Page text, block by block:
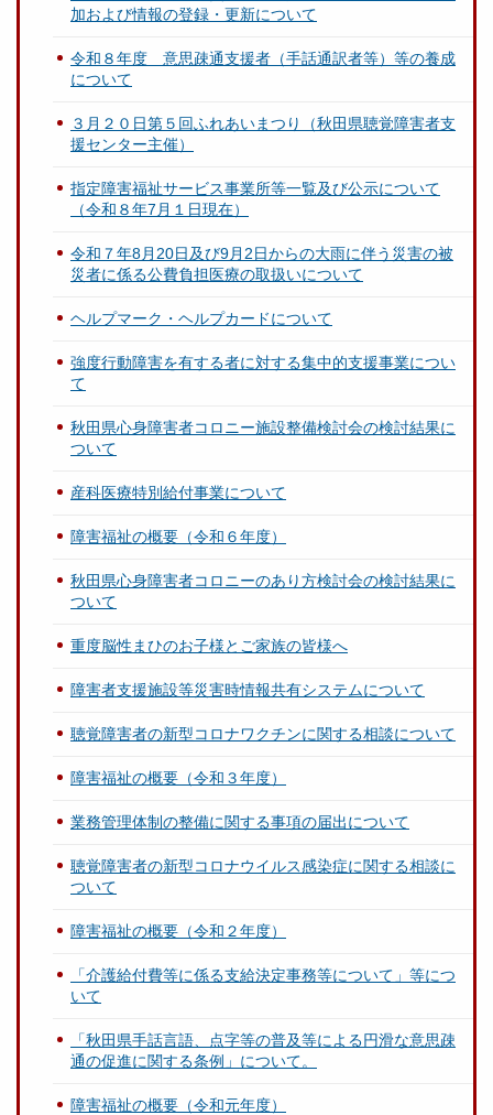
加および情報の登録・更新について
令和８年度 意思疎通支援者（手話通訳者等）等の養成
について
３月２０日第５回ふれあいまつり（秋田県聴覚障害者支
援センター主催）
指定障害福祉サービス事業所等一覧及び公示について
（令和８年7月１日現在）
令和７年8月20日及び9月2日からの大雨に伴う災害の被
災者に係る公費負担医療の取扱いについて
ヘルプマーク・ヘルプカードについて
強度行動障害を有する者に対する集中的支援事業につい
て
秋田県心身障害者コロニー施設整備検討会の検討結果に
ついて
産科医療特別給付事業について
障害福祉の概要（令和６年度）
秋田県心身障害者コロニーのあり方検討会の検討結果に
ついて
重度脳性まひのお子様とご家族の皆様へ
障害者支援施設等災害時情報共有システムについて
聴覚障害者の新型コロナワクチンに関する相談について
障害福祉の概要（令和３年度）
業務管理体制の整備に関する事項の届出について
聴覚障害者の新型コロナウイルス感染症に関する相談に
ついて
障害福祉の概要（令和２年度）
「介護給付費等に係る支給決定事務等について」等につ
いて
「秋田県手話言語、点字等の普及等による円滑な意思疎
通の促進に関する条例」について。
障害福祉の概要（令和元年度）